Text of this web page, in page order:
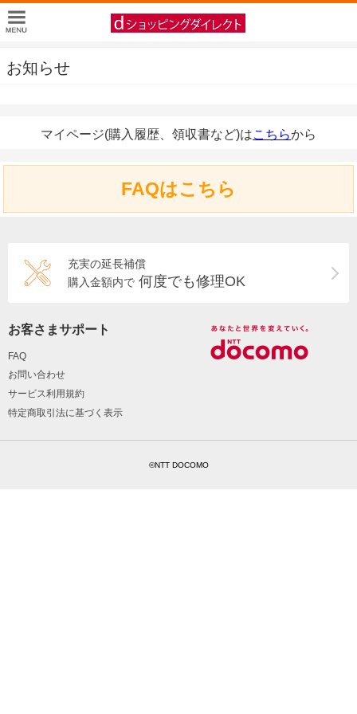
お知らせ
マイページ(購入履歴、領収書など)はこちらから
FAQはこちら
充実の延長補償
購入金額内で 何度でも修理OK
お客さまサポート
FAQ
お問い合わせ
サービス利用規約
特定商取引法に基づく表示
©NTT DOCOMO